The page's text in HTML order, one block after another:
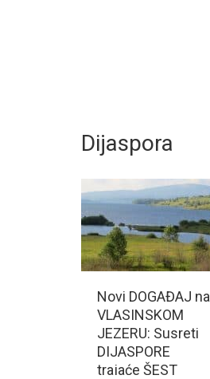
Dijaspora
Novi DOGAĐAJ na
VLASINSKOM
JEZERU: Susreti
DIJASPORE
trajaće ŠEST